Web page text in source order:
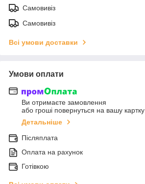
Самовивіз
Самовивіз
Всі умови доставки
Умови оплати
Ви отримаєте замовлення
або гроші повернуться на вашу картку
Детальніше
Післяплата
Оплата на рахунок
Готівкою